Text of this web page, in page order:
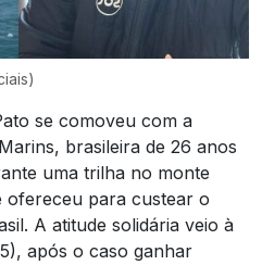
se comoveu com a
brasileira de 26 anos
uma trilha no monte
ofereceu para custear o
A atitude solidária veio à
após o caso ganhar